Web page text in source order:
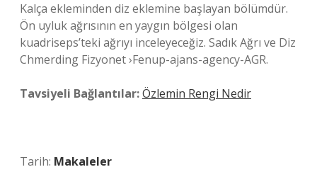
Kalça ekleminden diz eklemine başlayan bölümdür.
Ön uyluk ağrısının en yaygın bölgesi olan
kuadriseps’teki ağrıyı inceleyeceğiz. Sadık Ağrı ve Diz
Chmerding Fizyonet ›Fenup-ajans-agency-AGR.
Tavsiyeli Bağlantılar:Özlemin Rengi Nedir
Tarih: Makaleler